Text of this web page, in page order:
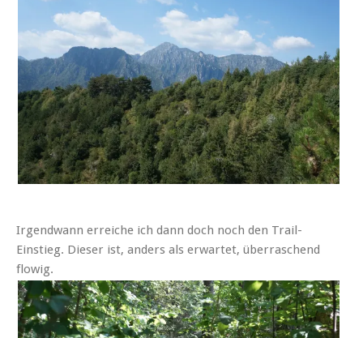
Irgendwann erreiche ich dann doch noch den Trail-
Einstieg. Dieser ist, anders als erwartet, überraschend
flowig.